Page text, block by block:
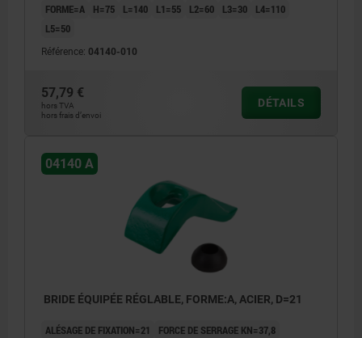
FORME=A
H=75 L=140 L1=55 L2=60 L3=30
L4=110
L5=50
Référence: 04140-010
57,79 €
hors TVA
hors frais d’envoi
DÉTAILS
04140 A
BRIDE ÉQUIPÉE RÉGLABLE, FORME:A, ACIER, D=21
ALÉSAGE DE FIXATION=21
FORCE DE SERRAGE KN=37,8